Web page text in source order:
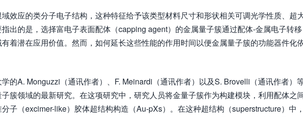
效应的类分子电子结构，这种特征给予该类型材料尺寸和形状相关可调光学性质、超
出的是，选择富电子表面配体（capping agent）的金属量子簇通过配体-金属电子转移
有着潜在应用价值。然而，如何延长这些性能的作用时间以便金属量子簇的功能器件化
的A. Monguzzi（通讯作者）、F. Meinardi（通讯作者）以及S. Brovelli（通讯作者）
簇领域的最新研究。在这项研究中，研究人员将金量子簇作为构建模块，利用配体之
子（excimer-like）胶体超结构构造（Au-pXs）。在这种超结构（superstructure）中